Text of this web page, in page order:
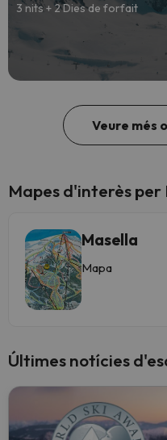
3 nits + 2 Dies de forfait
Veure més
Mapes d'interès per
Masella
Mapa
Últimes notícies